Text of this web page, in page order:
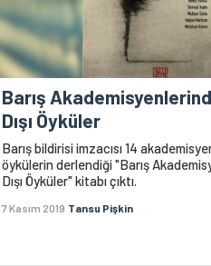
Barış
Dışı Öyküler
Barış bildirisi imzacısı 14
öykülerin derlendiği "Barış
Dışı Öyküler" kitabı çıktı.
7 Kasım 2019 Tansu Pişkin